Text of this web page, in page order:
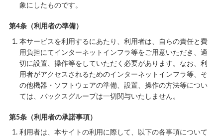
象にしたものです。
第4条（利用者の準備）
本サービスを利用するにあたり、利用者は、自らの責任と費
用負担にてインターネットインフラ等をご用意いただき、適
切に設置、操作等をしていただく必要があります。なお、利
用者がアクセスされるためのインターネットインフラ等、そ
の他機器・ソフトウェアの準備、設置、操作の方法等につい
ては、バックスグループは一切関与いたしません。
第5条（利用者の承諾事項）
利用者は、本サイトの利用に際して、以下の各事項について